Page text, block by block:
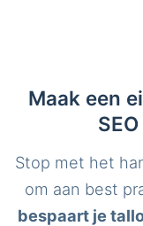
Maak een
Stop met het
om aan best
bespaart je